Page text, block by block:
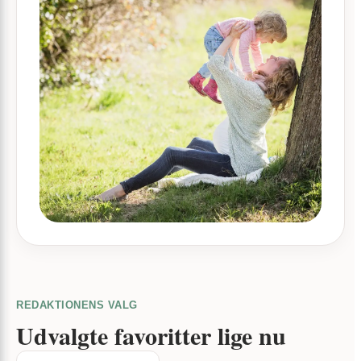
REDAKTIONENS VALG
Udvalgte favoritter lige nu